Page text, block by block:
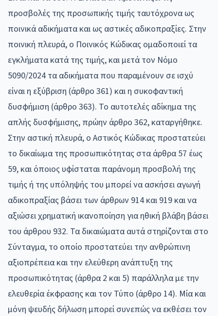
προσβολές της προσωπικής τιμής ταυτόχρονα ως
ποινικά αδικήματα και ως αστικές αδικοπραξίες. Στην
ποινική πλευρά, ο Ποινικός Κώδικας ομαδοποιεί τα
εγκλήματα κατά της τιμής, και μετά τον Νόμο
5090/2024 τα αδικήματα που παραμένουν σε ισχύ
είναι η εξύβριση (άρθρο 361) και η συκοφαντική
δυσφήμιση (άρθρο 363). Το αυτοτελές αδίκημα της
απλής δυσφήμισης, πρώην άρθρο 362, καταργήθηκε.
Στην αστική πλευρά, ο Αστικός Κώδικας προστατεύει
το δικαίωμα της προσωπικότητας στα άρθρα 57 έως
59, και όποιος υφίσταται παράνομη προσβολή της
τιμής ή της υπόληψής του μπορεί να ασκήσει αγωγή
αδικοπραξίας βάσει των άρθρων 914 και 919 και να
αξιώσει χρηματική ικανοποίηση για ηθική βλάβη βάσει
του άρθρου 932. Τα δικαιώματα αυτά στηρίζονται στο
Σύνταγμα, το οποίο προστατεύει την ανθρώπινη
αξιοπρέπεια και την ελεύθερη ανάπτυξη της
προσωπικότητας (άρθρα 2 και 5) παράλληλα με την
ελευθερία έκφρασης και τον Τύπο (άρθρο 14). Μία και
μόνη ψευδής δήλωση μπορεί συνεπώς να εκθέσει τον